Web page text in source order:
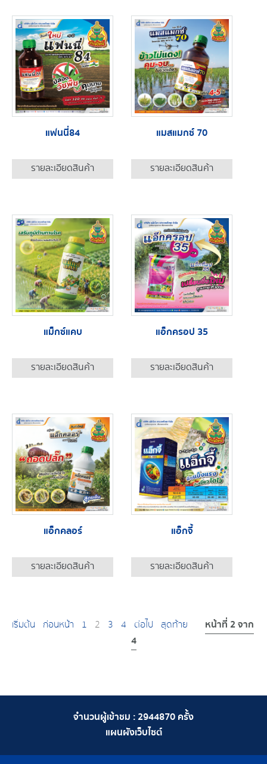
แฟนนี่84
รายละเอียดสินค้า
แมสแมกซ์ 70
รายละเอียดสินค้า
แม็กซ์แคบ
รายละเอียดสินค้า
แอ็กครอป 35
รายละเอียดสินค้า
แอ็กคลอร์
รายละเอียดสินค้า
แอ็กจี้
รายละเอียดสินค้า
เริ่มต้น ก่อนหน้า 1 2 3 4 ต่อไป สุดท้าย
หน้าที่ 2 จาก
4
จำนวนผู้เข้าชม :2944870 ครั้ง
แผนผังเว็บไซต์